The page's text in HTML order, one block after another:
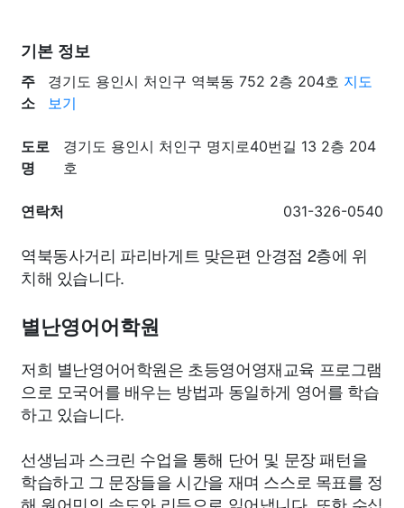
기본 정보
주
소
경기도 용인시 처인구 역북동 752 2층 204호 지도
보기
도로
명
경기도 용인시 처인구 명지로40번길 13 2층 204
호
연락처 031-326-0540
역북동사거리 파리바게트 맞은편 안경점 2층에 위
치해 있습니다.
별난영어어학원
저희 별난영어어학원은 초등영어영재교육 프로그램
으로 모국어를 배우는 방법과 동일하게 영어를 학습
하고 있습니다.
선생님과 스크린 수업을 통해 단어 및 문장 패턴을
학습하고 그 문장들을 시간을 재며 스스로 목표를 정